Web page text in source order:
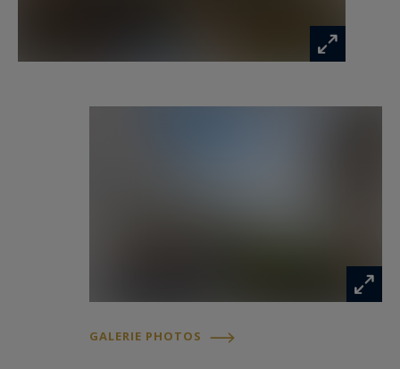
Deux garages viennent compléter ce bien rare.
Cannes Californie, une adresse emblématique
GALERIE PHOTOS